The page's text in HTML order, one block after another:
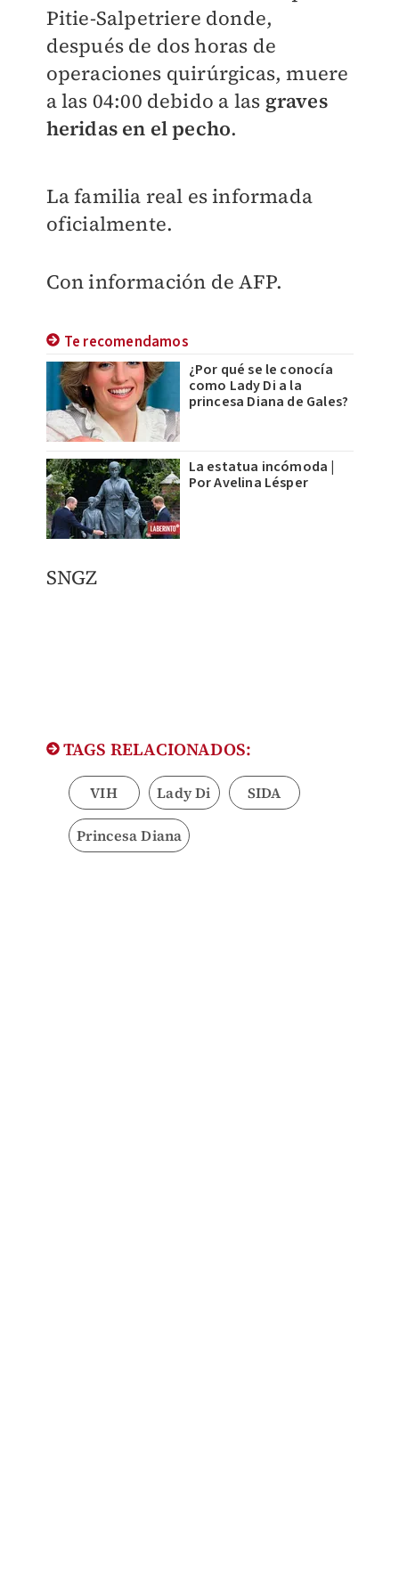
Pitie-Salpetriere donde,
después de dos horas de
operaciones quirúrgicas, muere
a las 04:00 debido a las graves
heridas en el pecho.
La familia real es informada
oficialmente.
Con información de AFP.
Te recomendamos
¿Por qué se le conocía
como Lady Di a la
princesa Diana de Gales?
La estatua incómoda |
Por Avelina Lésper
SNGZ
TAGS RELACIONADOS:
VIH Lady Di SIDA
Princesa Diana